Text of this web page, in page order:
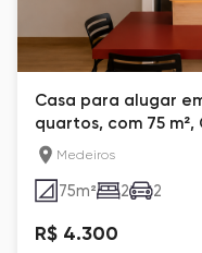
Casa para alugar
quartos, com 75 m²,
Medeiros
75m² 2 2
R$ 4.300